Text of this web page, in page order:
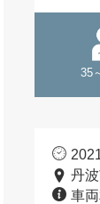
35
丹
車